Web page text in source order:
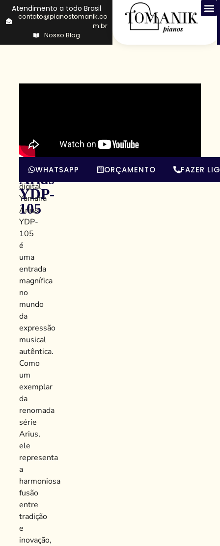
Atendimento a todo Brasil
contato@pianostomanik.co
m.br
Nosso Blog
Yamaha
Arius
YDP-
105
piano
digital
Yamaha
Arius
YDP-
105
é
uma
entrada
magnífica
no
mundo
da
expressão
musical
autêntica.
Como
um
exemplar
da
renomada
série
Arius,
ele
representa
a
harmoniosa
fusão
entre
tradição
e
inovação,
WHATSAPP ORÇAMENTO FAZER